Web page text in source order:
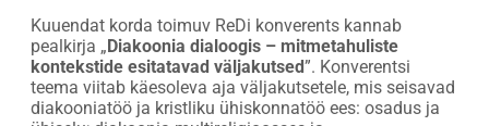
Kuuendat korda toimuv ReDi konverents kannab
pealkirja „ Diakoonia dialoogis – mitmetahuliste
kontekstide esitatavad väljakutsed”. Konverentsi
teema viitab käesoleva aja väljakutsetele, mis seisavad
diakooniatöö ja kristliku ühiskonnatöö ees: osadus ja